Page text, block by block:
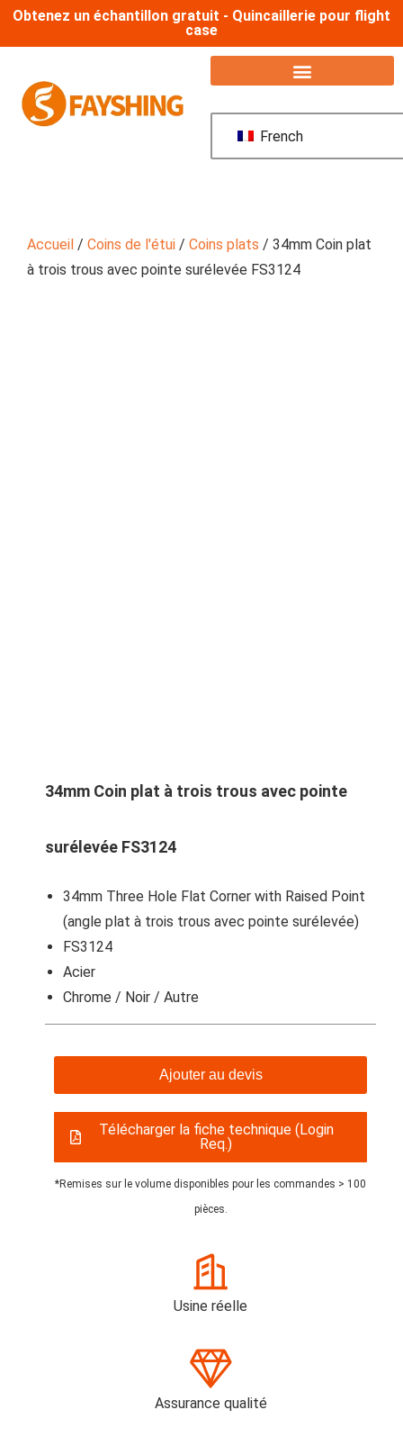
Obtenez un échantillon gratuit - Quincaillerie pour flight
case
French
Accueil / Coins de l'étui / Coins plats / 34mm Coin plat
à trois trous avec pointe surélevée FS3124
34mm Coin plat à trois trous avec pointe
surélevée FS3124
34mm Three Hole Flat Corner with Raised Point
(angle plat à trois trous avec pointe surélevée)
FS3124
Acier
Chrome / Noir / Autre
Ajouter au devis
Télécharger la fiche technique (Login
Req.)
*Remises sur le volume disponibles pour les commandes > 100
pièces.
Usine réelle
Assurance qualité